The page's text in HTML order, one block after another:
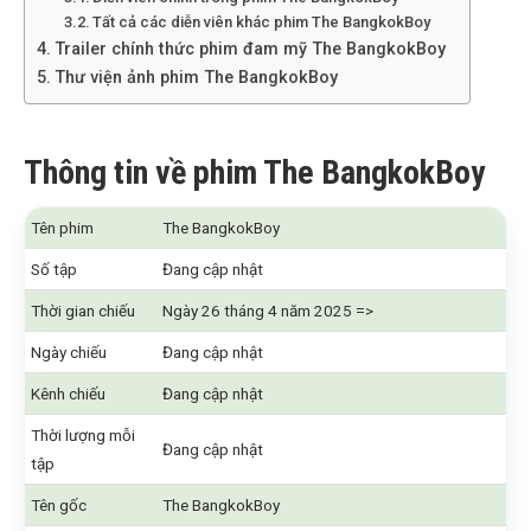
Tất cả các diễn viên khác phim The BangkokBoy
Trailer chính thức phim đam mỹ The BangkokBoy
Thư viện ảnh phim The BangkokBoy
Thông tin về phim The BangkokBoy
Tên phim The BangkokBoy
Số tập Đang cập nhật
Thời gian chiếu Ngày 26 tháng 4 năm 2025 =>
Ngày chiếu Đang cập nhật
Kênh chiếu Đang cập nhật
Thời lượng mỗi
tập
Đang cập nhật
Tên gốc The BangkokBoy